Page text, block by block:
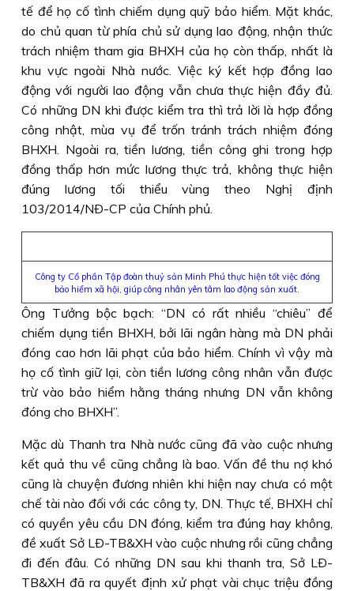
tế để họ cố tình chiếm dụng quỹ bảo hiểm. Mặt khác,
do chủ quan từ phía chủ sử dụng lao động, nhận thức
trách nhiệm tham gia BHXH của họ còn thấp, nhất là
khu vực ngoài Nhà nước. Việc ký kết hợp đồng lao
động với người lao động vẫn chưa thực hiện đầy đủ.
Có những DN khi được kiểm tra thì trả lời là hợp đồng
công nhật, mùa vụ để trốn tránh trách nhiệm đóng
BHXH. Ngoài ra, tiền lương, tiền công ghi trong hợp
đồng thấp hơn mức lương thực trả, không thực hiện
đúng lương tối thiểu vùng theo Nghị định
103/2014/NÐ-CP của Chính phủ.
Công ty Cổ phần Tập đoàn thuỷ sản Minh Phú thực hiện tốt việc đóng
bảo hiểm xã hội, giúp công nhân yên tâm lao động sản xuất.
Ông Tưởng bộc bạch: “DN có rất nhiều “chiêu” để
chiếm dụng tiền BHXH, bởi lãi ngân hàng mà DN phải
đóng cao hơn lãi phạt của bảo hiểm. Chính vì vậy mà
họ cố tình giữ lại, còn tiền lương công nhân vẫn được
trừ vào bảo hiểm hằng tháng nhưng DN vẫn không
đóng cho BHXH”.
Mặc dù Thanh tra Nhà nước cũng đã vào cuộc nhưng
kết quả thu về cũng chẳng là bao. Vấn đề thu nợ khó
cũng là chuyện đương nhiên khi hiện nay chưa có một
chế tài nào đối với các công ty, DN. Thực tế, BHXH chỉ
có quyền yêu cầu DN đóng, kiểm tra đúng hay không,
đề xuất Sở LÐ-TB&XH vào cuộc nhưng rồi cũng chẳng
đi đến đâu. Có những DN sau khi thanh tra, Sở LÐ-
TB&XH đã ra quyết định xử phạt vài chục triệu đồng